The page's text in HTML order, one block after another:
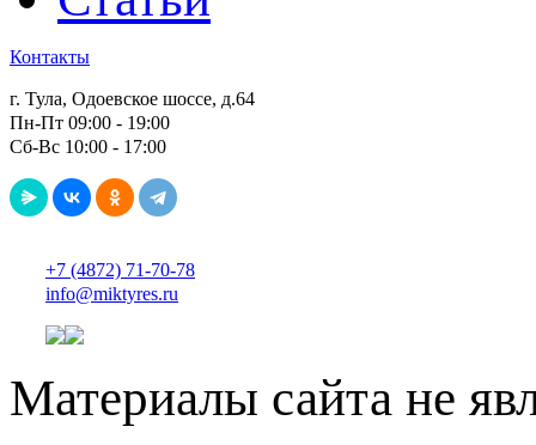
Контакты
г. Тула, Одоевское шоссе, д.64
Пн-Пт 09:00 - 19:00
Сб-Вс 10:00 - 17:00
+7 (4872) 71-70-78
info@miktyres.ru
Материалы сайта не